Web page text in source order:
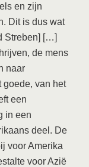
en zijn
Dit is dus wat
Streben] […]
de mens
naar
goede, van het
een
in een
deel. De
voor Amerika
voor Azië